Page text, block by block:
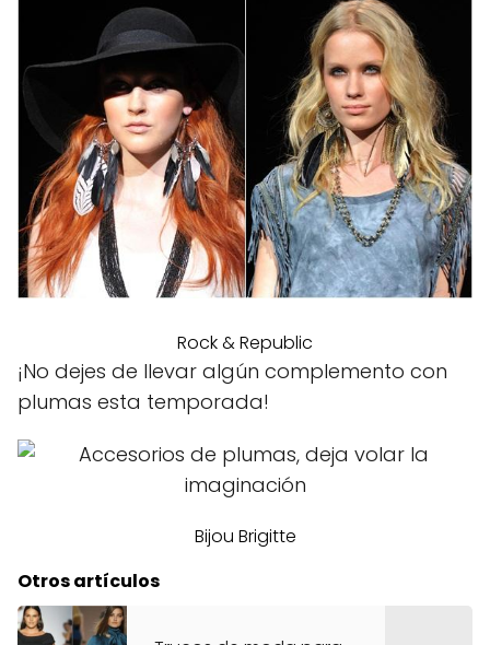
Rock & Republic
¡No dejes de llevar algún complemento con
plumas esta temporada!
Bijou Brigitte
Otros artículos